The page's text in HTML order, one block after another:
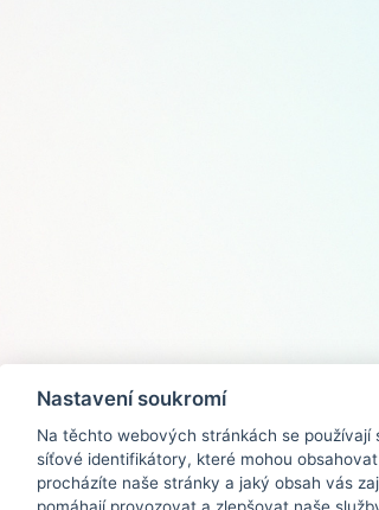
Nastavení soukromí
Na těchto webových stránkách se používají
síťové identifikátory, které mohou
procházíte naše stránky a jaký obsah vás